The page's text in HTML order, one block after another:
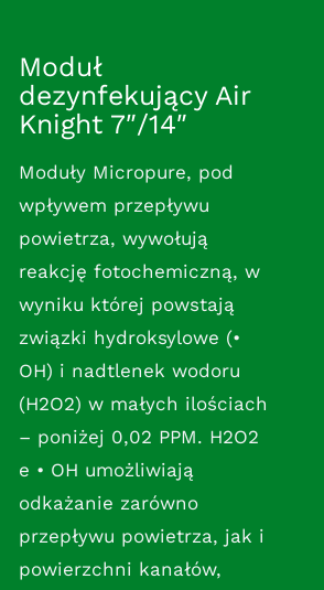
Moduł
dezynfekujący Air
Knight 7″/14″
Moduły Micropure, pod
wpływem przepływu
powietrza, wywołują
reakcję fotochemiczną, w
wyniku której powstają
związki hydroksylowe (•
OH) i nadtlenek wodoru
(H2O2) w małych ilościach
– poniżej 0,02 PPM. H2O2
e • OH umożliwiają
odkażanie zarówno
przepływu powietrza, jak i
powierzchni kanałów,